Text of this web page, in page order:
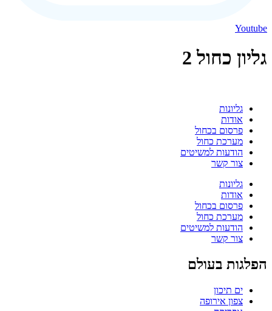
Youtube
גליון כחול 2
גליונות
אודות
פרסום בכחול
מערכת כחול
הודעות למשיטים
צור קשר
גליונות
אודות
פרסום בכחול
מערכת כחול
הודעות למשיטים
צור קשר
הפלגות בעולם
ים תיכון
צפון אירופה